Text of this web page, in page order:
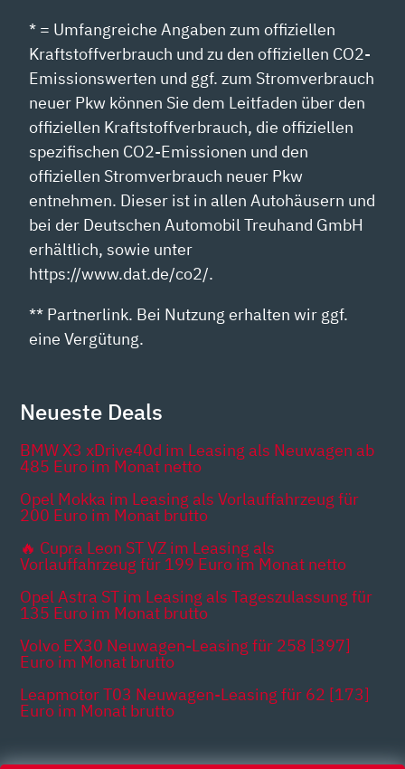
* = Umfangreiche Angaben zum offiziellen
Kraftstoffverbrauch und zu den offiziellen CO2-
Emissionswerten und ggf. zum Stromverbrauch
neuer Pkw können Sie dem Leitfaden über den
offiziellen Kraftstoffverbrauch, die offiziellen
spezifischen CO2-Emissionen und den
offiziellen Stromverbrauch neuer Pkw
entnehmen. Dieser ist in allen Autohäusern und
bei der Deutschen Automobil Treuhand GmbH
erhältlich, sowie unter
https://www.dat.de/co2/.
** Partnerlink. Bei Nutzung erhalten wir ggf.
eine Vergütung.
Neueste Deals
BMW X3 xDrive40d im Leasing als Neuwagen ab
485 Euro im Monat netto
Opel Mokka im Leasing als Vorlauffahrzeug für
200 Euro im Monat brutto
🔥 Cupra Leon ST VZ im Leasing als
Vorlauffahrzeug für 199 Euro im Monat netto
Opel Astra ST im Leasing als Tageszulassung für
135 Euro im Monat brutto
Volvo EX30 Neuwagen-Leasing für 258 [397]
Euro im Monat brutto
Leapmotor T03 Neuwagen-Leasing für 62 [173]
Euro im Monat brutto